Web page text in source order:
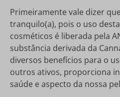
Primeiramente vale dizer
tranquilo(a), pois o uso
cosméticos é liberada pela
substância derivada da
diversos benefícios para o
outros ativos, proporciona
saúde e aspecto da nossa